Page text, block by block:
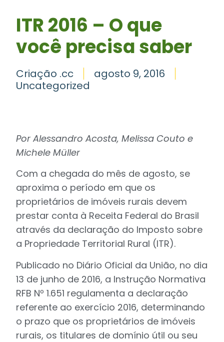
ITR 2016 – O que
você precisa saber
Criação .cc
agosto 9, 2016
Uncategorized
Por Alessandro Acosta, Melissa Couto e
Michele Müller
Com a chegada do mês de agosto, se
aproxima o período em que os
proprietários de imóveis rurais devem
prestar conta à Receita Federal do Brasil
através da declaração do Imposto sobre
a Propriedade Territorial Rural (ITR).
Publicado no Diário Oficial da União, no dia
13 de junho de 2016, a Instrução Normativa
RFB Nº 1.651 regulamenta a declaração
referente ao exercício 2016, determinando
o prazo que os proprietários de imóveis
rurais, os titulares de domínio útil ou seu